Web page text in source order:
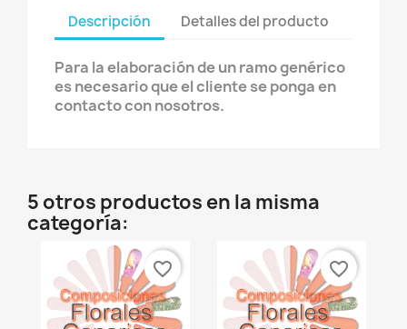
Descripción Detalles del producto
Para la elaboración de un ramo genérico
es necesario que el cliente se ponga en
contacto con nosotros.
5 otros productos en la misma
categoría:
favorite_border favorite_border